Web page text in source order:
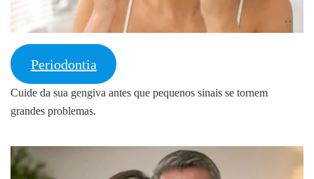
Periodontia
Cuide da sua gengiva antes que pequenos sinais se tornem
grandes problemas.